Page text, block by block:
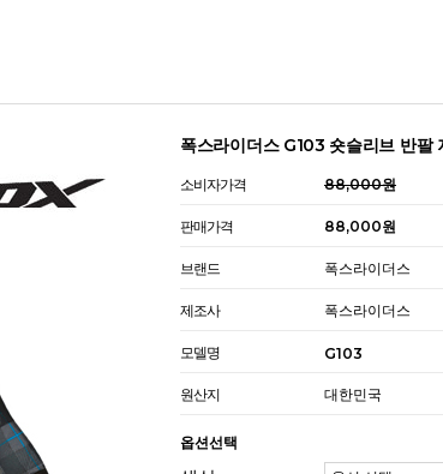
폭스라이더스 G103 숏슬리브 반팔
소비자가격 88,000원
판매가격 88,000원
브랜드 폭스라이더스
제조사 폭스라이더스
모델명 G103
원산지 대한민국
옵션선택